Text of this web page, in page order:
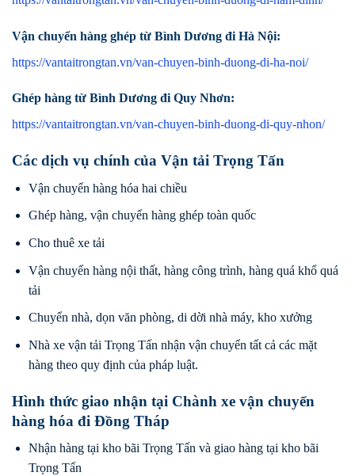
Vận chuyển hàng ghép từ Bình Dương đi Hà Nội:
https://vantaitrongtan.vn/van-chuyen-binh-duong-di-ha-noi/
Ghép hàng từ Bình Dương đi Quy Nhơn:
https://vantaitrongtan.vn/van-chuyen-binh-duong-di-quy-nhon/
Các dịch vụ chính của Vận tải Trọng Tấn
Vận chuyển hàng hóa hai chiều
Ghép hàng, vận chuyển hàng ghép toàn quốc
Cho thuê xe tải
Vận chuyển hàng nội thất, hàng công trình, hàng quá khổ quá
tải
Chuyển nhà, dọn văn phòng, di dời nhà máy, kho xưởng
Nhà xe vận tải Trọng Tấn nhận vận chuyển tất cả các mặt
hàng theo quy định của pháp luật.
Hình thức giao nhận tại Chành xe vận chuyển
hàng hóa đi Đồng Tháp
Nhận hàng tại kho bãi Trọng Tấn và giao hàng tại kho bãi
Trọng Tấn